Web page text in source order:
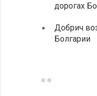
дорогах
Добрич
Болгарии